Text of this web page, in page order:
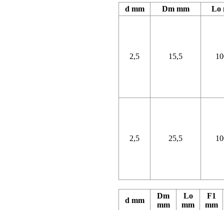
d mm Dm mm Lo
2,5 15,5
2,5 25,5
d mm
Dm
mm
Lo
mm
F1
mm